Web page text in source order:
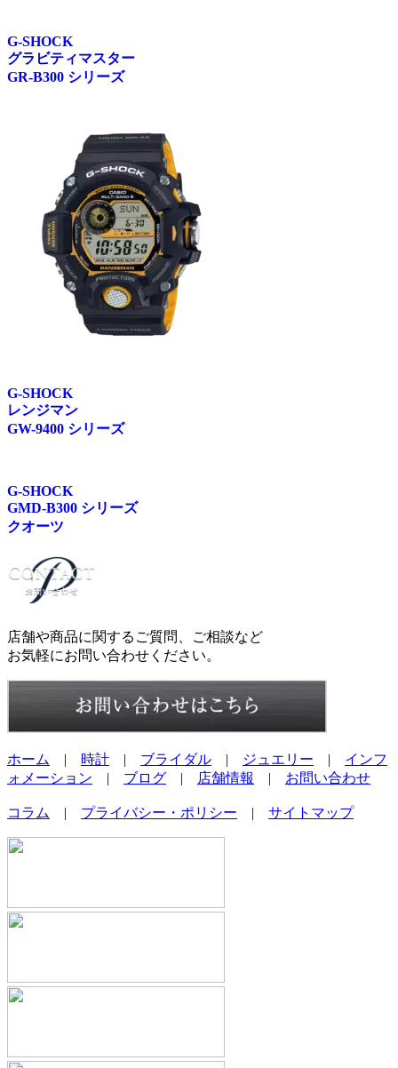
G-SHOCK
グラビティマスター
GR-B300 シリーズ
G-SHOCK
レンジマン
GW-9400 シリーズ
G-SHOCK
GMD-B300 シリーズ
クオーツ
店舗や商品に関するご質問、ご相談など
お気軽にお問い合わせください。
ホーム | 時計 | ブライダル | ジュエリー | インフ
ォメーション | ブログ | 店舗情報 | お問い合わせ
コラム | プライバシー・ポリシー | サイトマップ